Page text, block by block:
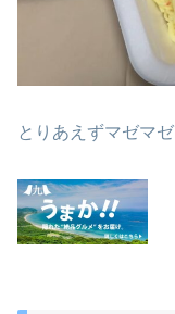
とりあえずマゼマゼ